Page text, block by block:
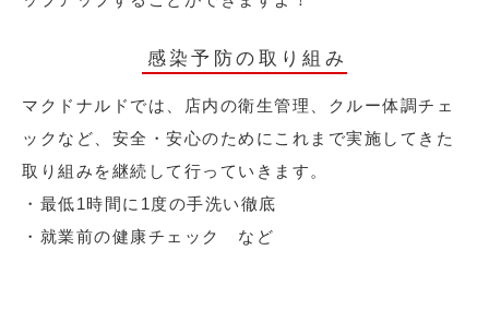
感染予防の取り組み
マクドナルドでは、店内の衛生管理、クルー体調チェ
ックなど、安全・安心のためにこれまで実施してきた
取り組みを継続して行っていきます。
・最低1時間に1度の手洗い徹底
・就業前の健康チェック など